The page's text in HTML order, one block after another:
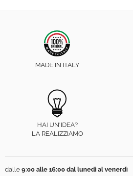
MADE IN ITALY
HAI UN'IDEA?
LA REALIZZIAMO
dalle 9:00 alle 16:00 dal lunedì al venerdì